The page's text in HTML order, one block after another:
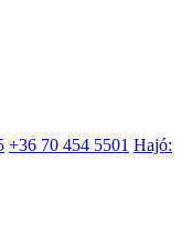
+36 70 454 5501 Hajó: